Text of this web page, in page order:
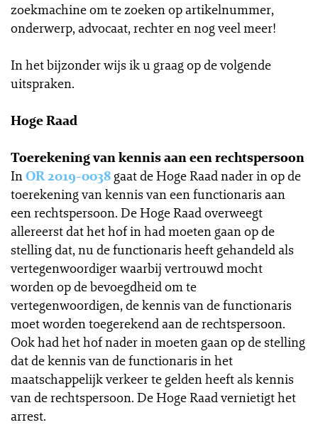
zoekmachine om te zoeken op artikelnummer,
onderwerp, advocaat, rechter en nog veel meer!
In het bijzonder wijs ik u graag op de volgende
uitspraken.
Hoge Raad
Toerekening van kennis aan een rechtspersoon
InOR 2019-0038 gaat de Hoge Raad nader in op de
toerekening van kennis van een functionaris aan
een rechtspersoon. De Hoge Raad overweegt
allereerst dat het hof in had moeten gaan op de
stelling dat, nu de functionaris heeft gehandeld als
vertegenwoordiger waarbij vertrouwd mocht
worden op de bevoegdheid om te
vertegenwoordigen, de kennis van de functionaris
moet worden toegerekend aan de rechtspersoon.
Ook had het hof nader in moeten gaan op de stelling
dat de kennis van de functionaris in het
maatschappelijk verkeer te gelden heeft als kennis
van de rechtspersoon. De Hoge Raad vernietigt het
arrest.